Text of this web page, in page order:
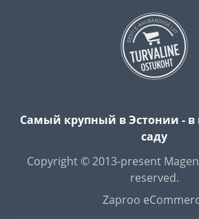
Самый крупный в Эстонии -
саду
Copyright © 2013-present
reserved.
Zaproo